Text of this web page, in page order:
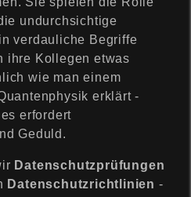
undurchsichtige
verdauliche Begriffe
ihre Kollegen etwas
wie man einem
erklärt -
erfordert
Geduld.
Datenschutzprüfungen
Datenschutzrichtlinien -